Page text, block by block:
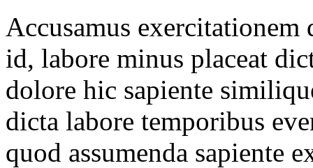
Accusamus
id, labore minus placeat
dolore hic sapiente
dicta labore temporibus
quod assumenda sapiente